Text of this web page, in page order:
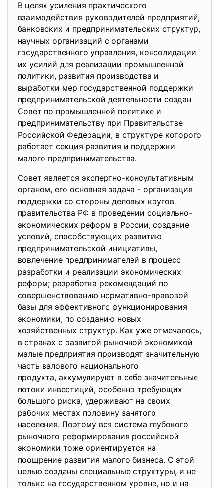
В целях усиления практического
взаимодействия руководителей предприятий,
банковских и предпринимательских структур,
научных организаций с органами
государственного управления, консолидации
их усилий для реализации промышленной
политики, развития производства и
выработки мер государственной поддержки
предпринимательской деятельности создан
Совет по промышленной политике и
предпринимательству при Правительстве
Российской Федерации, в структуре которого
работает секция развития и поддержки
малого предпринимательства.
Совет является экспертно-консультативным
органом, его основная задача - организация
поддержки со стороны деловых кругов,
правительства РФ в проведении социально-
экономических реформ в России; создание
условий, способствующих развитию
предпринимательской инициативы,
вовлечение предпринимателей в процесс
разработки и реализации экономических
реформ; разработка рекомендаций по
совершенствованию нормативно-правовой
базы для эффективного функционирования
экономики, по созданию новых
хозяйственных структур. Как уже отмечалось,
в странах с развитой рыночной экономикой
малые предприятия производят значительную
часть валового национального
продукта, аккумулируют в себе значительные
потоки инвестиций, особенно требующих
большого риска, удерживают на своих
рабочих местах половину занятого
населения. Поэтому вся система глубокого
рыночного реформирования российской
экономики тоже ориентируется на
поощрение развития малого бизнеса. С этой
целью созданы специальные структуры, и не
только на государственном уровне, но и на